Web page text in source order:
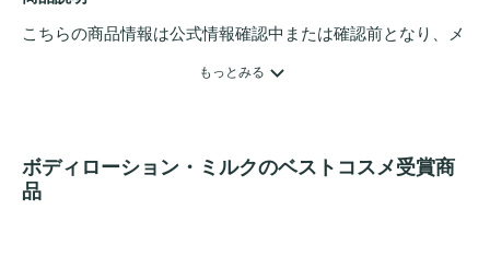
こちらの商品情報は公式情報確認中または確認前となり、メ
じ・脇の黒ずみ をトーンアップ。 さっぱりとしたテクスチ
ャーで１年中使用しやすい軽いテクスチャー。デイリーにも
もっとみる
ボディローション・ミルクのベストコスメ受賞商
品